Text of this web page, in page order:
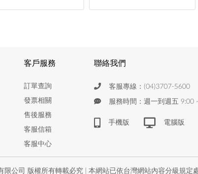
客戶服務
訂單查詢
發票相關
售後服務
客服信箱
客服中心
聯絡我們
客服專線：(04)3707-5600
服務時間：週一到週五 9:00
手機版 電腦版
限公司 版權所有轉載必究 | 本網站已依台灣網站內容分級規定